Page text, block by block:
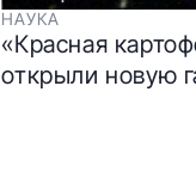
НАУКА
«Красная
открыли новую